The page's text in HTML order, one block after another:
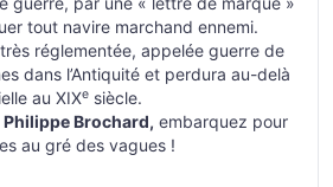
tout navire marchand ennemi.
réglementée, appelée guerre de
dans l’Antiquité et perdura au-delà
au XIXe siècle.
Philippe Brochard, embarquez pour
au gré des vagues !